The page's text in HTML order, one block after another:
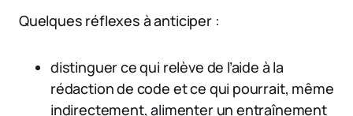
Quelques réflexes à anticiper :
distinguer ce qui relève de l’aide à la
rédaction de code et ce qui pourrait, même
indirectement, alimenter un entraînement